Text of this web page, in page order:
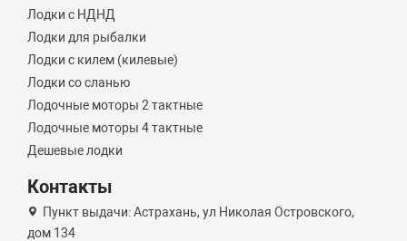
Лодки с НДНД
Лодки для рыбалки
Лодки с килем (килевые)
Лодки со сланью
Лодочные моторы 2 тактные
Лодочные моторы 4 тактные
Дешевые лодки
Контакты
Пункт выдачи: Астрахань, ул Николая Островского,
дом 134